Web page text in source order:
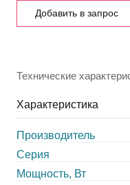
Добавить в запрос
Технические
Характеристика
Производитель
Серия
Мощность, Вт